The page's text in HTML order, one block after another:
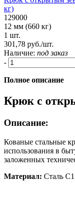
кг)
129000
12 мм (660 кг)
1 шт.
301,78 руб./шт.
Наличие: под заказ
-
Полное описание
Крюк с
Описание:
Кованые стальные
использования в
заложенных
Материал: Сталь